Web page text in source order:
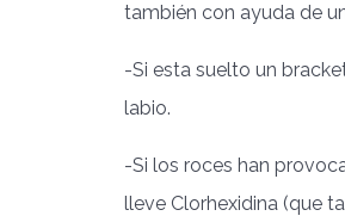
también con ayuda de
-Si esta suelto un
labio.
-Si los roces han
lleve Clorhexidina (que